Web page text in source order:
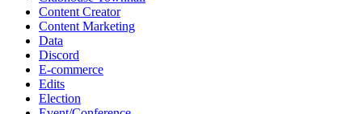
Content Creator
Content Marketing
Data
Discord
E-commerce
Edits
Election